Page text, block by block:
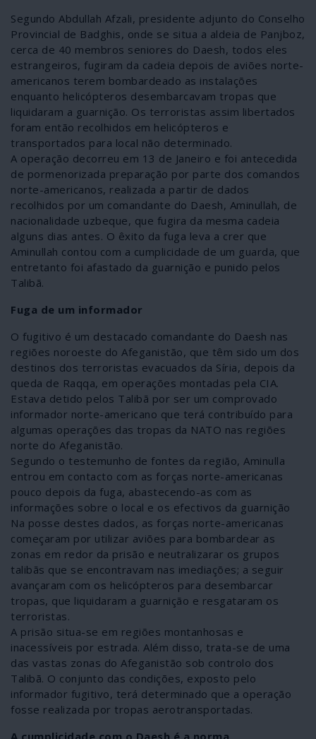
Segundo Abdullah Afzali, presidente adjunto do Conselho
Provincial de Badghis, onde se situa a aldeia de Panjboz,
cerca de 40 membros seniores do Daesh, todos eles
estrangeiros, fugiram da cadeia depois de aviões norte-
americanos terem bombardeado as instalações
enquanto helicópteros desembarcavam tropas que
liquidaram a guarnição. Os terroristas assim libertados
foram então recolhidos em helicópteros e
transportados para local não determinado.
A operação decorreu em 13 de Janeiro e foi antecedida
de pormenorizada preparação por parte dos comandos
norte-americanos, realizada a partir de dados
recolhidos por um comandante do Daesh, Aminullah, de
nacionalidade uzbeque, que fugira da mesma cadeia
alguns dias antes. O êxito da fuga leva a crer que
Aminullah contou com a cumplicidade de um guarda, que
entretanto foi afastado da guarnição e punido pelos
Talibã.
Fuga de um informador
O fugitivo é um destacado comandante do Daesh nas
regiões noroeste do Afeganistão, que têm sido um dos
destinos dos terroristas evacuados da Síria, depois da
queda de Raqqa, em operações montadas pela CIA.
Estava detido pelos Talibã por ser um comprovado
informador norte-americano que terá contribuído para
algumas operações das tropas da NATO nas regiões
norte do Afeganistão.
Segundo o testemunho de fontes da região, Aminulla
entrou em contacto com as forças norte-americanas
pouco depois da fuga, abastecendo-as com as
informações sobre o local e os efectivos da guarnição
Na posse destes dados, as forças norte-americanas
começaram por utilizar aviões para bombardear as
zonas em redor da prisão e neutralizarar os grupos
talibãs que se encontravam nas imediações; a seguir
avançaram com os helicópteros para desembarcar
tropas, que liquidaram a guarnição e resgataram os
terroristas.
A prisão situa-se em regiões montanhosas e
inacessíveis por estrada. Além disso, trata-se de uma
das vastas zonas do Afeganistão sob controlo dos
Talibã. O conjunto das condições, exposto pelo
informador fugitivo, terá determinado que a operação
fosse realizada por tropas aerotransportadas.